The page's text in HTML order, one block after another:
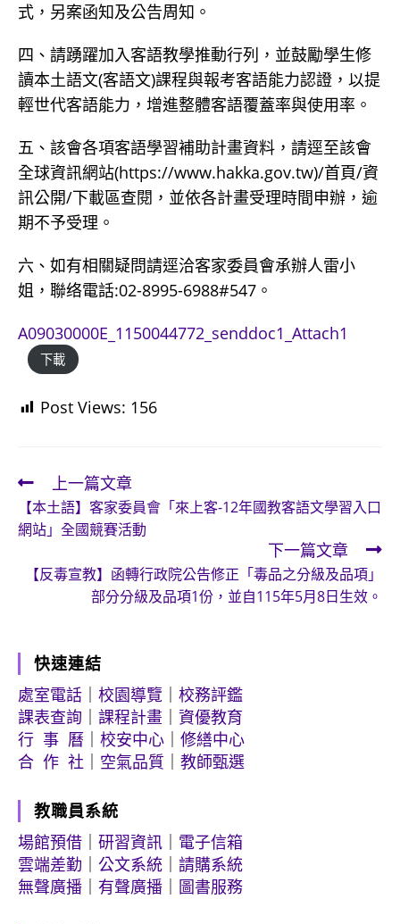
式，另案函知及公告周知。
四、請踴躍加入客語教學推動行列，並鼓勵學生修
讀本土語文(客語文)課程與報考客語能力認證，以提
輕世代客語能力，增進整體客語覆蓋率與使用率。
五、該會各項客語學習補助計畫資料，請逕至該會
全球資訊網站(https://www.hakka.gov.tw)/首頁/資
訊公開/下載區查閱，並依各計畫受理時間申辦，逾
期不予受理。
六、如有相關疑問請逕洽客家委員會承辦人雷小
姐，聯络電話:02-8995-6988#547。
A09030000E_1150044772_senddoc1_Attach1
下載
Post Views: 156
Read
more
articles
上一篇文章
【本土語】客家委員會「來上客-12年國教客語文學習入口
網站」全國競賽活動
下一篇文章
【反毒宣教】函轉行政院公告修正「毒品之分級及品項」
部分分級及品項1份，並自115年5月8日生效。
快速連結
處室電話
校園導覽
校務評鑑
課表查詢
課程計畫
資優教育
行 事 曆
校安中心
修繕中心
合 作 社
空氣品質 教師甄選
教職員系統
場館預借
研習資訊
電子信箱
雲端差勤
公文系統
請購系統
無聲廣播
有聲廣播 圖書服務